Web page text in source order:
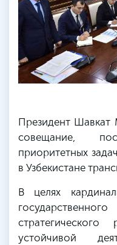
Президент Шавкат
совещание,
приоритетных
в Узбекистане
В целях
устойчивой